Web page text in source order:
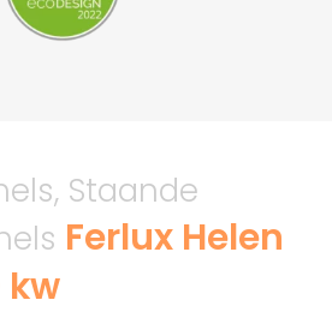
Staande
Ferlux Helen
kw